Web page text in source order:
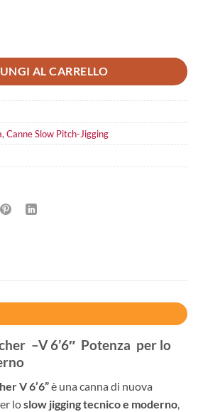
AL CARRELLO
, Canne Slow Pitch-Jigging
–V 6’6″ Potenza per lo
V 6’6”è una canna di nuova
loslow jigging tecnico e moderno,